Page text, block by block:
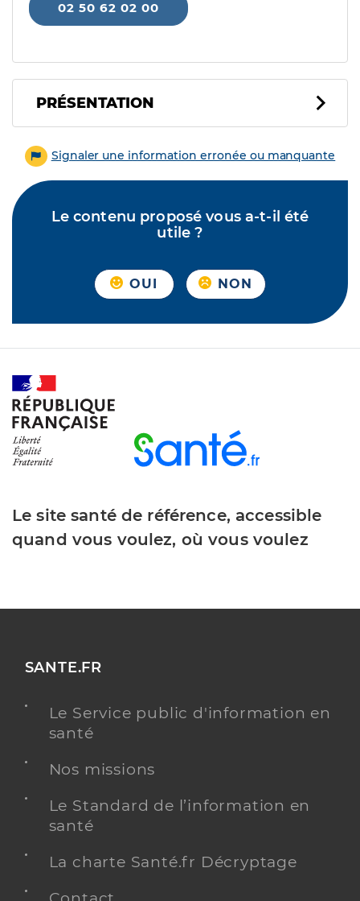
02 50 62 02 00
PRÉSENTATION
Signaler une information erronée ou manquante
Le contenu proposé vous a-t-il été
utile ?
OUI NON
Le site santé de référence, accessible
quand vous voulez, où vous voulez
SANTE.FR
Le Service public d'information en
santé
Nos missions
Le Standard de l’information en
santé
La charte Santé.fr Décryptage